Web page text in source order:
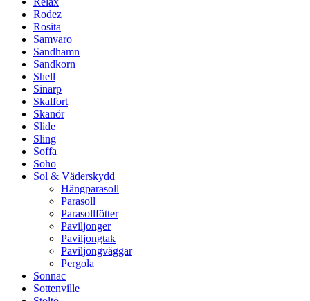
Rodez
Rosita
Samvaro
Sandhamn
Sandkorn
Shell
Sinarp
Skalfort
Skanör
Slide
Sling
Soffa
Soho
Sol & Väderskydd
Hängparasoll
Parasoll
Parasollfötter
Paviljonger
Paviljongtak
Paviljongväggar
Pergola
Sonnac
Sottenville